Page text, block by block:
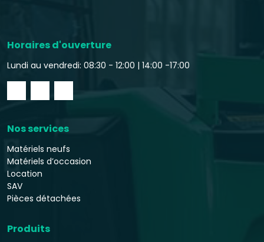
Horaires d'ouverture
Lundi au vendredi: 08:30 - 12:00 | 14:00 -17:00
Nos services
Matériels neufs
Matériels d’occasion
Location
SAV
Pièces détachées
Produits